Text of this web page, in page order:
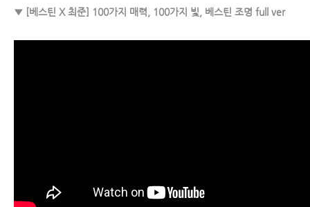
▼ [베스틴 X 최준] 100가지 매력, 100가지 빛, 베스틴 조명 full ver